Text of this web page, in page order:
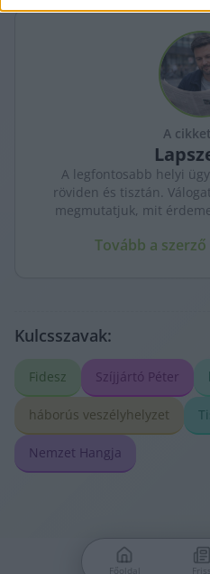
A
A legfontosabb helyi
röviden és tisztán.
megmutatjuk, mit
Tovább a
Kulcsszavak:
Fidesz Szíjjártó Péter
háborús veszélyhelyzet
Nemzet Hangja
Főoldal Friss